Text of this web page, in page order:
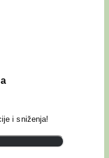
i sniženja!